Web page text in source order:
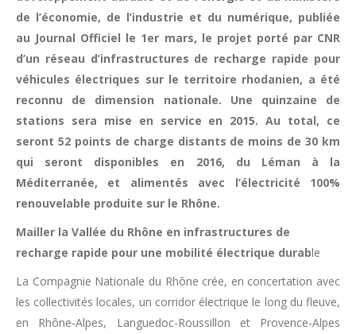
de l’économie, de l’industrie et du numérique, publiée
au Journal Officiel le 1er mars, le projet porté par CNR
d’un réseau d’infrastructures de recharge rapide pour
véhicules électriques sur le territoire rhodanien, a été
reconnu de dimension nationale. Une quinzaine de
stations sera mise en service en 2015. Au total, ce
seront 52 points de charge distants de moins de 30 km
qui seront disponibles en 2016, du Léman à la
Méditerranée, et alimentés avec l’électricité 100%
renouvelable produite sur le Rhône.
Mailler la Vallée du Rhône en infrastructures de
recharge rapide pour une mobilité électrique durable
La Compagnie Nationale du Rhône crée, en concertation avec
les collectivités locales, un corridor électrique le long du fleuve,
en Rhône-Alpes, Languedoc-Roussillon et Provence-Alpes